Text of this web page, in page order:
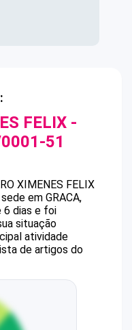
FELIX -
51
XIMENES FELIX
em GRACA,
6 dias e foi
situação
atividade
de artigos do